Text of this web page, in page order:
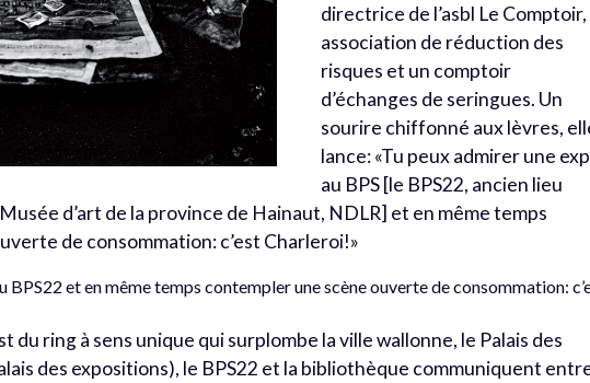
directrice de l’asbl Le Comptoir,
association de réduction des
risques et un comptoir
d’échanges de seringues. Un
sourire chiffonné aux lèvres,
lance: «Tu peux admirer une
au BPS [le BPS22, ancien lieu
d’art de la province de Hainaut, NDLR] et en même temps
de consommation: c’est Charleroi!»
BPS22 et en même temps contempler une scène ouverte de consommation:
du ring à sens unique qui surplombe la ville wallonne, le Palais des
des expositions), le BPS22 et la bibliothèque communiquent